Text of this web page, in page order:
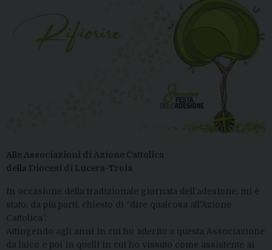
Alle Associazioni di Azione Cattolica
della Diocesi di Lucera-Troia
In occasione della tradizionale giornata dell’adesione, mi è
stato, da più parti, chiesto di “dire qualcosa all’Azione
Cattolica”.
Attingendo agli anni in cui ho aderito a questa Associazione
da laico e poi in quelli in cui ho vissuto come assistente ai